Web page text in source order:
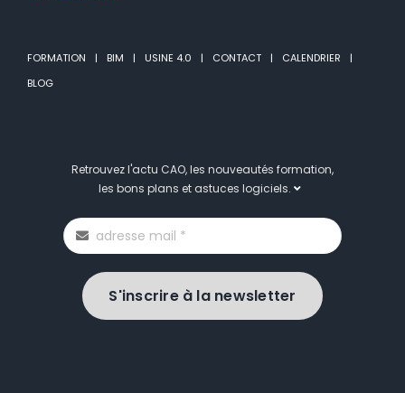
FORMATION BIM USINE 4.0 CONTACT
CALENDRIER
BLOG
Retrouvez l'actu CAO, les nouveautés formation,
les bons plans et astuces logiciels.
S'inscrire à la newsletter